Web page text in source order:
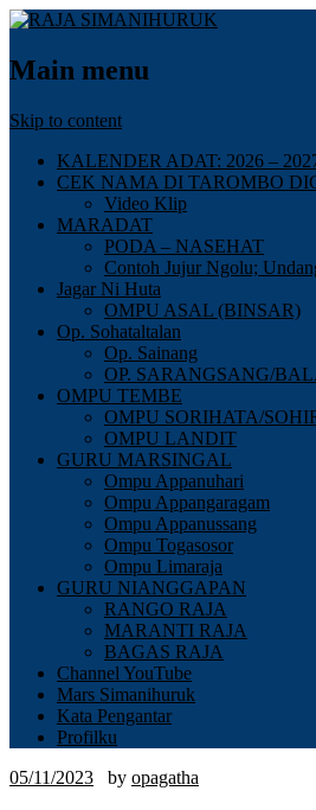
Main menu
Skip to content
KALENDER ADAT: 2026 –
CEK NAMA DI TAROMBO
Video Klip
MARADAT
PODA – NASEHAT
Contoh Jujur Ngolu;
Jagar Ni Huta
OMPU ASAL (BINSAR)
Op. Sohataltalan
Op. Sainang
OP. SARANGSANG/
OMPU TEMBE
OMPU SORIHATA/
OMPU LANDIT
GURU MARSINGAL
Ompu Appanuhari
Ompu Appangaragam
Ompu Appanussang
Ompu Togasosor
Ompu Limaraja
GURU NIANGGAPAN
RANGO RAJA
MARANTI RAJA
BAGAS RAJA
Channel YouTube
Mars Simanihuruk
Kata Pengantar
Profilku
05/11/2023
by opagatha